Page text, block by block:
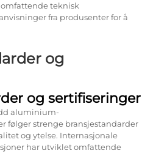
teknisk
fra produsenter for å
og
og sertifiseringer
aluminium-
følger strenge bransjestandarder
og ytelse. Internasjonale
har utviklet omfattende